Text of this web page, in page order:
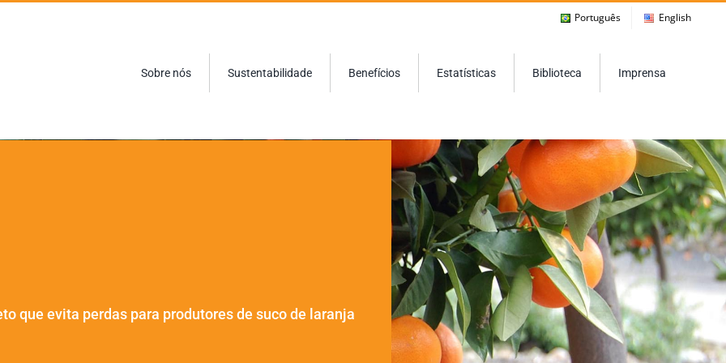
Português English
Sobre nós Sustentabilidade Benefícios Estatísticas Biblioteca Imprensa
que evita perdas para produtores de suco de laranja